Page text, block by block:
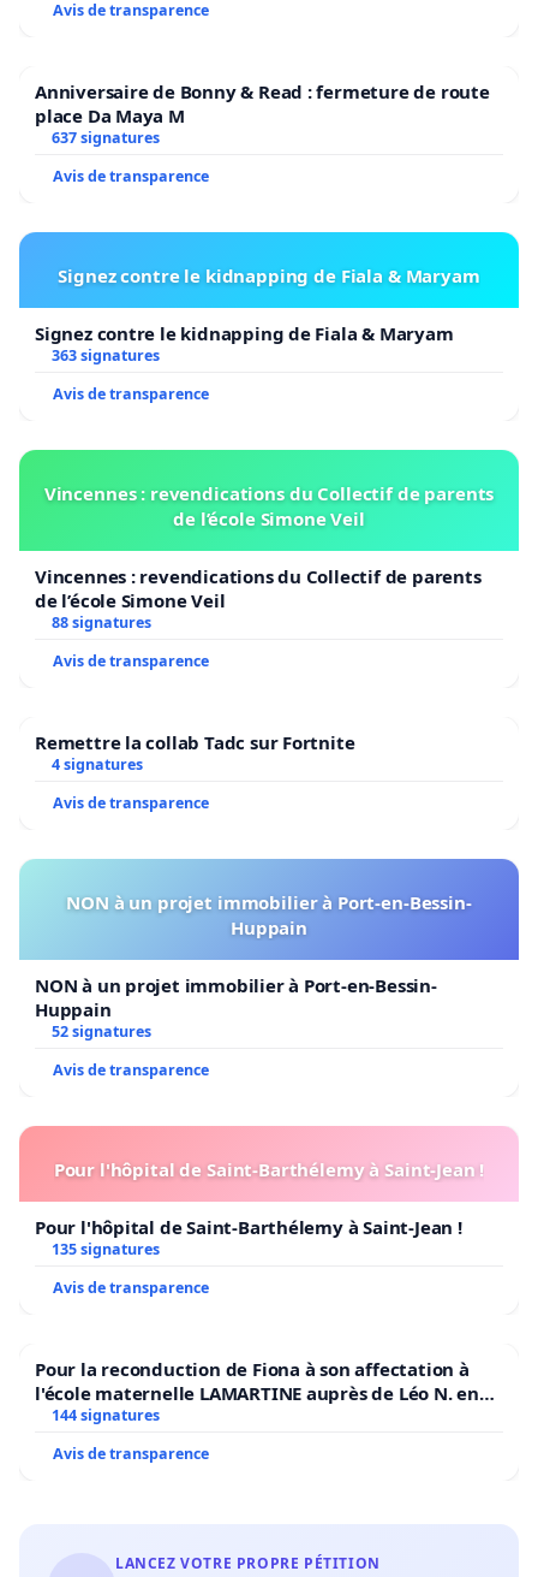
Avis de transparence
Anniversaire de Bonny & Read : fermeture de route
place Da Maya M
637 signatures
Avis de transparence
Signez contre le kidnapping de Fiala & Maryam
Signez contre le kidnapping de Fiala & Maryam
363 signatures
Avis de transparence
Vincennes : revendications du Collectif de parents
de l’école Simone Veil
Vincennes : revendications du Collectif de parents
de l’école Simone Veil
88 signatures
Avis de transparence
Remettre la collab Tadc sur Fortnite
4 signatures
Avis de transparence
NON à un projet immobilier à Port-en-Bessin-
Huppain
NON à un projet immobilier à Port-en-Bessin-
Huppain
52 signatures
Avis de transparence
Pour l'hôpital de Saint-Barthélemy à Saint-Jean !
Pour l'hôpital de Saint-Barthélemy à Saint-Jean !
135 signatures
Avis de transparence
Pour la reconduction de Fiona à son affectation à
l'école maternelle LAMARTINE auprès de Léo N. en
2026/2027
144 signatures
Avis de transparence
LANCEZ VOTRE PROPRE PÉTITION